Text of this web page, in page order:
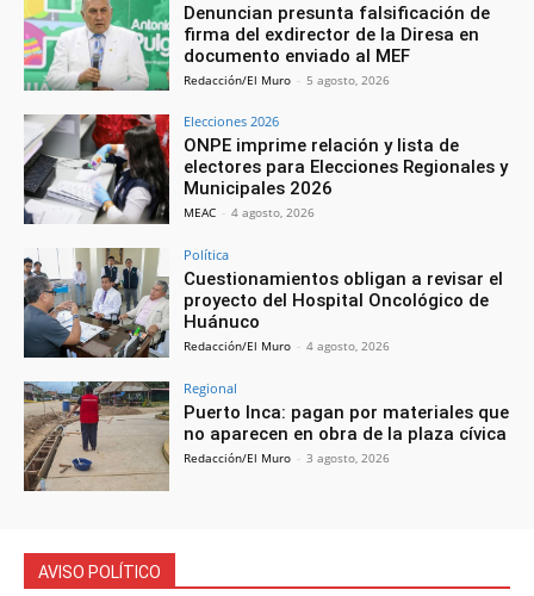
Denuncian presunta falsificación de
firma del exdirector de la Diresa en
documento enviado al MEF
Redacción/El Muro - 5 agosto, 2026
Elecciones 2026
ONPE imprime relación y lista de
electores para Elecciones Regionales y
Municipales 2026
MEAC - 4 agosto, 2026
Política
Cuestionamientos obligan a revisar el
proyecto del Hospital Oncológico de
Huánuco
Redacción/El Muro - 4 agosto, 2026
Regional
Puerto Inca: pagan por materiales que
no aparecen en obra de la plaza cívica
Redacción/El Muro - 3 agosto, 2026
AVISO POLÍTICO